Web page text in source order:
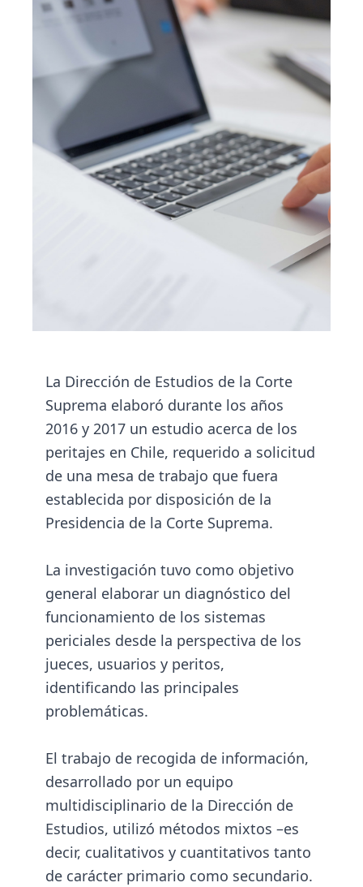
La Dirección de Estudios de la Corte
Suprema elaboró durante los años
2016 y 2017 un estudio acerca de los
peritajes en Chile, requerido a solicitud
de una mesa de trabajo que fuera
establecida por disposición de la
Presidencia de la Corte Suprema.
La investigación tuvo como objetivo
general elaborar un diagnóstico del
funcionamiento de los sistemas
periciales desde la perspectiva de los
jueces, usuarios y peritos,
identificando las principales
problemáticas.
El trabajo de recogida de información,
desarrollado por un equipo
multidisciplinario de la Dirección de
Estudios, utilizó métodos mixtos –es
decir, cualitativos y cuantitativos tanto
de carácter primario como secundario.